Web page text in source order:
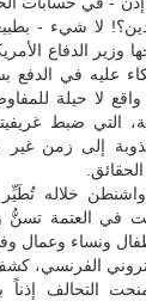
لا شيء -
منحها وزير الدفاع
عليه في الدفع
لا حيلة
التي ضبط
إلى زمن غير
خلاله تُطَيِّر
في العتمة تسنُّ
ونساء وعمال
الفرنسي،
التحالف إذناً